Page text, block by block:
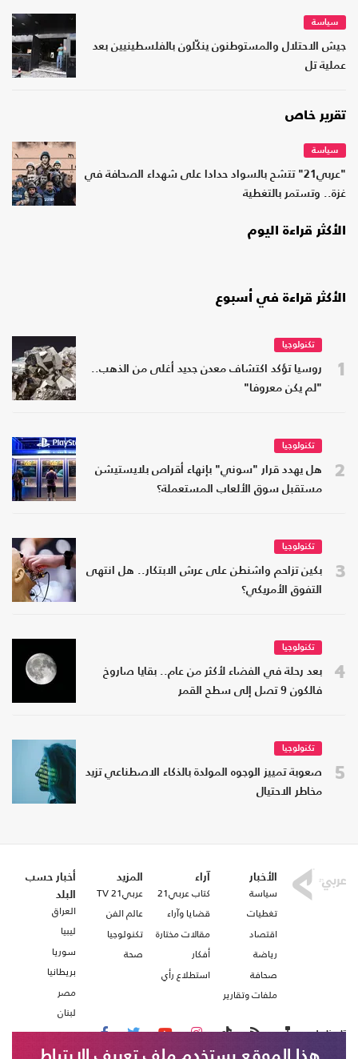
سياسة
جيش الاحتلال والمستوطنون ينكّلون بالفلسطينيين بعد
عملية تل
تقرير خاص
سياسة
"عربي21" تتشح بالسواد حدادا على شهداء الصحافة في
غزة.. وتستمر بالتغطية
الأكثر قراءة اليوم
الأكثر قراءة في أسبوع
1
تكنولوجيا
روسيا تؤكد اكتشاف معدن جديد أغلى من الذهب..
"لم يكن معروفا"
2
تكنولوجيا
هل يهدد قرار "سوني" بإنهاء أقراص بلايستيشن
مستقبل سوق الألعاب المستعملة؟
3
تكنولوجيا
بكين تزاحم واشنطن على عرش الابتكار.. هل انتهى
التفوق الأمريكي؟
4
تكنولوجيا
بعد رحلة في الفضاء لأكثر من عام.. بقايا صاروخ
فالكون 9 تصل إلى سطح القمر
5
تكنولوجيا
صعوبة تمييز الوجوه المولدة بالذكاء الاصطناعي تزيد
مخاطر الاحتيال
الأخبار
سياسة
تغطيات
اقتصاد
رياضة
صحافة
ملفات وتقارير
آراء
كتاب عربي21
قضايا وآراء
مقالات مختارة
أفكار
استطلاع رأي
المزيد
عربي21 TV
عالم الفن
تكنولوجيا
صحة
أخبار حسب
البلد
العراق
ليبيا
سوريا
بريطانيا
مصر
لبنان
تابعنا على